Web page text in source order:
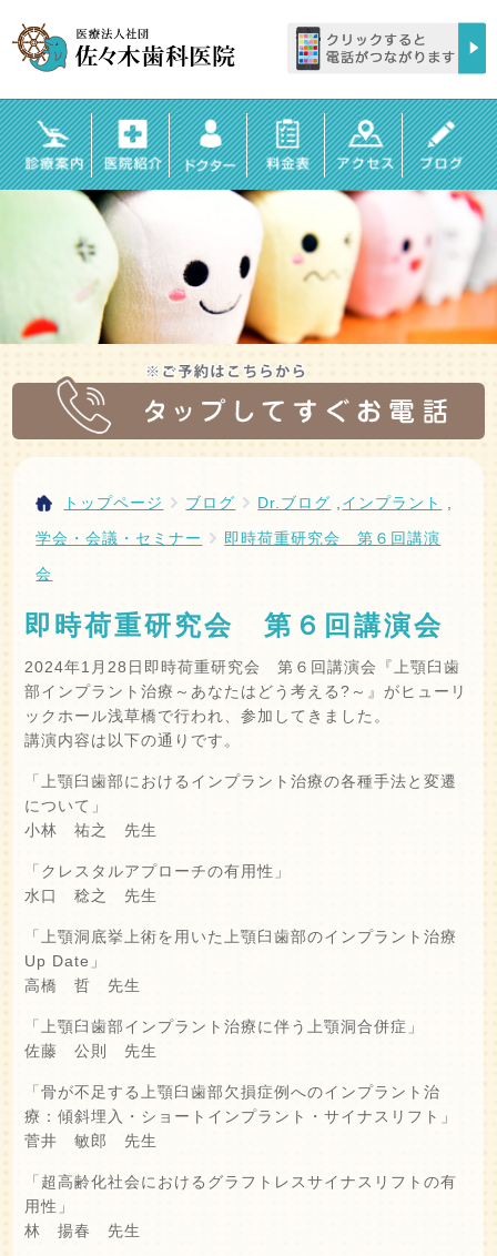
トップページ ブログ Dr.ブログ ,インプラント
,
学会・会議・セミナー
即時荷重研究会 第６回講演
会
即時荷重研究会 第６回講演会
2024年1月28日即時荷重研究会 第６回講演会『上顎臼歯
部インプラント治療～あなたはどう考える?～』がヒューリ
ックホール浅草橋で行われ、参加してきました。
講演内容は以下の通りです。
「上顎臼歯部におけるインプラント治療の各種手法と変遷
について」
小林 祐之 先生
「クレスタルアプローチの有用性」
水口 稔之 先生
「上顎洞底挙上術を用いた上顎臼歯部のインプラント治療
Up Date」
高橋 哲 先生
「上顎臼歯部インプラント治療に伴う上顎洞合併症」
佐藤 公則 先生
「骨が不足する上顎臼歯部欠損症例へのインプラント治
療：傾斜埋入・ショートインプラント・サイナスリフト」
菅井 敏郎 先生
「超高齢化社会におけるグラフトレスサイナスリフトの有
用性」
林 揚春 先生